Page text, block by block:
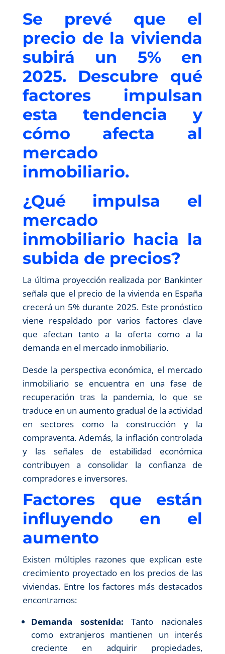
Se prevé que el
precio de la vivienda
subirá un 5% en
2025. Descubre qué
factores impulsan
esta tendencia y
cómo afecta al
mercado
inmobiliario.
¿Qué impulsa el
mercado
inmobiliario hacia la
subida de precios?
La última proyección realizada por Bankinter
señala que el precio de la vivienda en España
crecerá un 5% durante 2025. Este pronóstico
viene respaldado por varios factores clave
que afectan tanto a la oferta como a la
demanda en el mercado inmobiliario.
Desde la perspectiva económica, el mercado
inmobiliario se encuentra en una fase de
recuperación tras la pandemia, lo que se
traduce en un aumento gradual de la actividad
en sectores como la construcción y la
compraventa. Además, la inflación controlada
y las señales de estabilidad económica
contribuyen a consolidar la confianza de
compradores e inversores.
Factores que están
influyendo en el
aumento
Existen múltiples razones que explican este
crecimiento proyectado en los precios de las
viviendas. Entre los factores más destacados
encontramos:
Demanda sostenida: Tanto nacionales
como extranjeros mantienen un interés
creciente en adquirir propiedades,